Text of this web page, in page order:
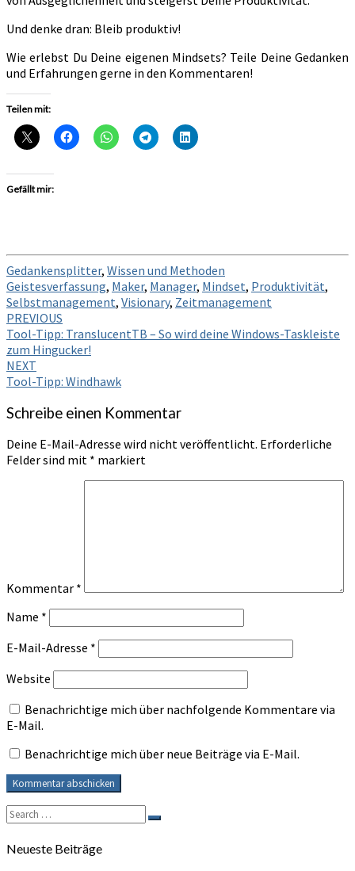
Und denke dran: Bleib produktiv!
Wie erlebst Du Deine eigenen Mindsets? Teile Deine Gedanken
und Erfahrungen gerne in den Kommentaren!
Teilen mit:
Gefällt mir:
Gedankensplitter, Wissen und Methoden
Geistesverfassung, Maker, Manager, Mindset, Produktivität,
Selbstmanagement, Visionary, Zeitmanagement
Post
navigation
PREVIOUS
Tool-Tipp: TranslucentTB – So wird deine Windows-Taskleiste
zum Hingucker!
NEXT
Tool-Tipp: Windhawk
Schreibe einen Kommentar
Deine E-Mail-Adresse wird nicht veröffentlicht. Erforderliche
Felder sind mit * markiert
Kommentar *
Name *
E-Mail-Adresse *
Website
Benachrichtige mich über nachfolgende Kommentare via
E-Mail.
Benachrichtige mich über neue Beiträge via E-Mail.
Search
for:
Search
Neueste Beiträge